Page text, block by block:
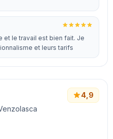
et le travail est bien fait. Je
et leurs tarifs
4,9